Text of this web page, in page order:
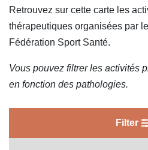
Retrouvez sur cette carte les
thérapeutiques organisées par
Fédération Sport Santé.
Vous pouvez filtrer les activités
en fonction des pathologies.
Filter
Maladies rares
Mobilité Réduite
Pathologies Orthopédiques
Sclérose en Plaques